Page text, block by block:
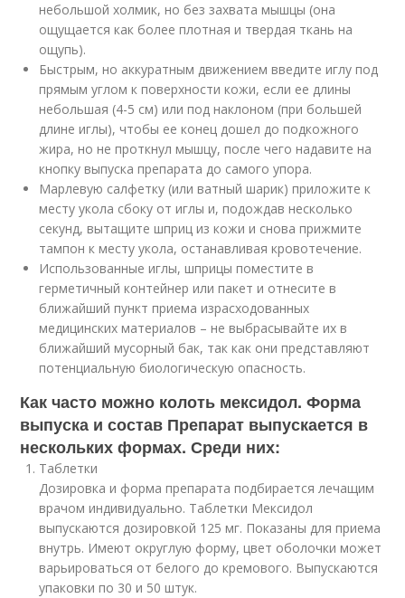
небольшой холмик, но без захвата мышцы (она
ощущается как более плотная и твердая ткань на
ощупь).
Быстрым, но аккуратным движением введите иглу под
прямым углом к поверхности кожи, если ее длины
небольшая (4-5 см) или под наклоном (при большей
длине иглы), чтобы ее конец дошел до подкожного
жира, но не проткнул мышцу, после чего надавите на
кнопку выпуска препарата до самого упора.
Марлевую салфетку (или ватный шарик) приложите к
месту укола сбоку от иглы и, подождав несколько
секунд, вытащите шприц из кожи и снова прижмите
тампон к месту укола, останавливая кровотечение.
Использованные иглы, шприцы поместите в
герметичный контейнер или пакет и отнесите в
ближайший пункт приема израсходованных
медицинских материалов – не выбрасывайте их в
ближайший мусорный бак, так как они представляют
потенциальную биологическую опасность.
Как часто можно колоть мексидол. Форма
выпуска и состав Препарат выпускается в
нескольких формах. Среди них:
Таблетки
Дозировка и форма препарата подбирается лечащим
врачом индивидуально. Таблетки Мексидол
выпускаются дозировкой 125 мг. Показаны для приема
внутрь. Имеют округлую форму, цвет оболочки может
варьироваться от белого до кремового. Выпускаются
упаковки по 30 и 50 штук.